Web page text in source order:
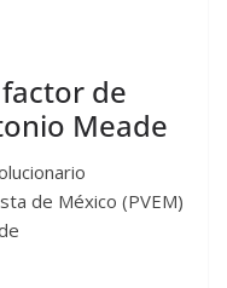
de
Meade
de México (PVEM)